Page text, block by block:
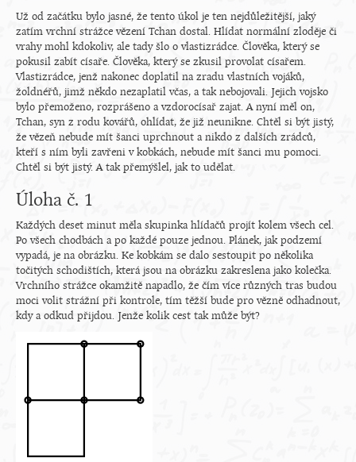
Už od začátku bylo jasné, že tento úkol je ten nejdůležitější, jaký
zatím vrchní strážce vězení Tchan dostal. Hlídat normální zloděje či
vrahy mohl kdokoliv, ale tady šlo o vlastizrádce. Člověka, který se
pokusil zabít císaře. Člověka, který se zkusil provolat císařem.
Vlastizrádce, jenž nakonec doplatil na zradu vlastních vojáků,
žoldnéřů, jimž někdo nezaplatil včas, a tak nebojovali. Jejich vojsko
bylo přemoženo, rozprášeno a vzdorocísař zajat. A nyní měl on,
Tchan, syn z rodu kovářů, ohlídat, že již neunikne. Chtěl si být jistý,
že vězeň nebude mít šanci uprchnout a nikdo z dalších zrádců,
kteří s ním byli zavřeni v kobkách, nebude mít šanci mu pomoci.
Chtěl si být jistý. A tak přemýšlel, jak to udělat.
Úloha č. 1
Každých deset minut měla skupinka hlídačů projít kolem všech cel.
Po všech chodbách a po každé pouze jednou. Plánek, jak podzemí
vypadá, je na obrázku. Ke kobkám se dalo sestoupit po několika
točitých schodištích, která jsou na obrázku zakreslena jako kolečka.
Vrchního strážce okamžitě napadlo, že čím více různých tras budou
moci volit strážní při kontrole, tím těžší bude pro vězně odhadnout,
kdy a odkud přijdou. Jenže kolik cest tak může být?